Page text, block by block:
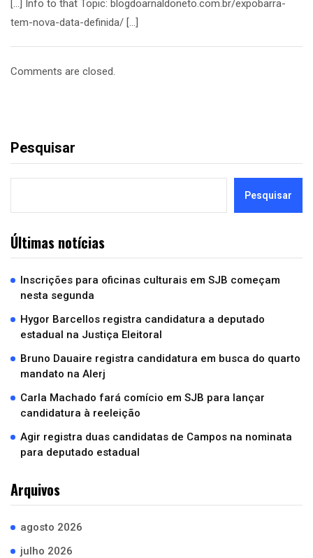
[…] Info to that Topic: blogdoarnaldoneto.com.br/expobarra-
tem-nova-data-definida/ […]
Comments are closed.
Pesquisar
Pesquisar
Últimas notícias
Inscrições para oficinas culturais em SJB começam
nesta segunda
Hygor Barcellos registra candidatura a deputado
estadual na Justiça Eleitoral
Bruno Dauaire registra candidatura em busca do quarto
mandato na Alerj
Carla Machado fará comício em SJB para lançar
candidatura à reeleição
Agir registra duas candidatas de Campos na nominata
para deputado estadual
Arquivos
agosto 2026
julho 2026